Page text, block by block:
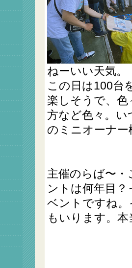
ねーいい天気。
この日は100台
楽しそうで、
方など色々。
のミニオーナ
主催のらば〜
ントは何年目
ベントですね
もいります。